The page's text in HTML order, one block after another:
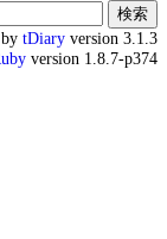
tDiary version 3.1.3
version 1.8.7-p374